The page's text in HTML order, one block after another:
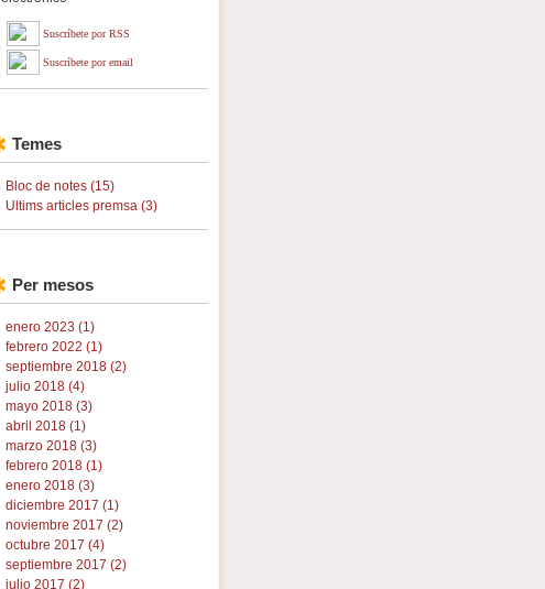
Suscríbete por RSS
Suscríbete por email
Temes
Bloc de notes (15)
Ultims articles premsa (3)
Per mesos
enero 2023 (1)
febrero 2022 (1)
septiembre 2018 (2)
julio 2018 (4)
mayo 2018 (3)
abril 2018 (1)
marzo 2018 (3)
febrero 2018 (1)
enero 2018 (3)
diciembre 2017 (1)
noviembre 2017 (2)
octubre 2017 (4)
septiembre 2017 (2)
julio 2017 (2)